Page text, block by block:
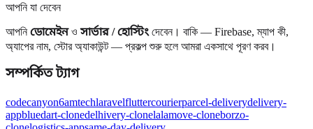
আপনি যা দেবেন
আপনিডোমেইনওসার্ভার / হোস্টিং দেবেন। বাকি — Firebase, ম্যাপ কী,
অ্যাপের নাম, স্টোর অ্যাকাউন্ট — প্রকল্প শুরু হলে আমরা একসাথে পূরণ করব।
সম্পর্কিত ট্যাগ
codecanyon6amtechlaravelfluttercourierparcel-deliverydelivery-
appbluedart-clonedelhivery-clonelalamove-cloneborzo-